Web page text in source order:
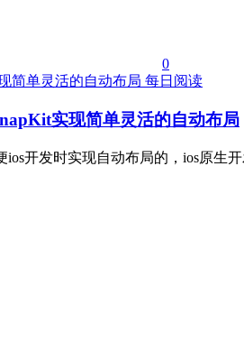
0
每日阅读
实现简单灵活的自动布局
ios开发时实现自动布局的，ios原